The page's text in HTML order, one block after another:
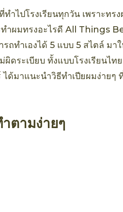
ำไปโรงเรียนทุกวัน เพราะทร
ำผมทรงอะไรดี All Things
ถทำเองได้ 5 แบบ 5 สไตล์ มา
ดระเบียบ ทั้งแบบโรงเรียนไท
ด้มาแนะนำวิธีทำเปียผมง่ายๆ
ำตามง่ายๆ